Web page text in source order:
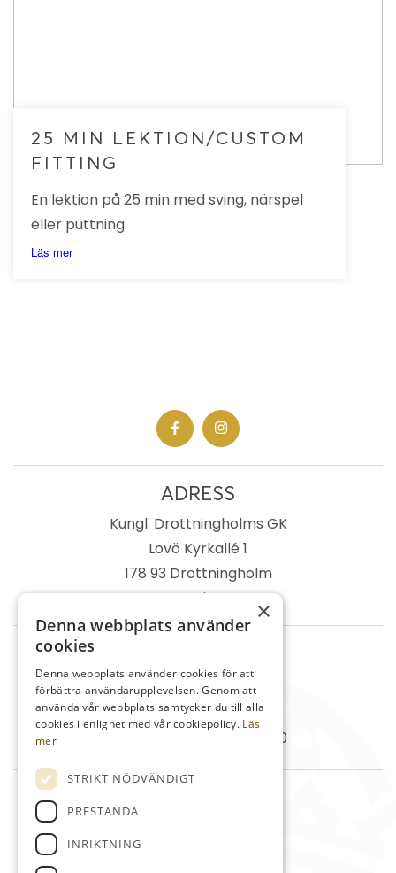
25 MIN LEKTION/CUSTOM
FITTING
En lektion på 25 min med sving, närspel
eller puttning.
Läs mer
ADRESS
Kungl. Drottningholms GK
Lovö Kyrkallé 1
178 93 Drottningholm
Sverige
Kansli08-759 03 11
Reception08-759 00 85
08-759 07 50
×
Denna webbplats använder
cookies
Denna webbplats använder cookies för att
förbättra användarupplevelsen. Genom att
använda vår webbplats samtycker du till alla
cookies i enlighet med vår cookiepolicy. Läs
mer
STRIKT NÖDVÄNDIGT
PRESTANDA
INRIKTNING